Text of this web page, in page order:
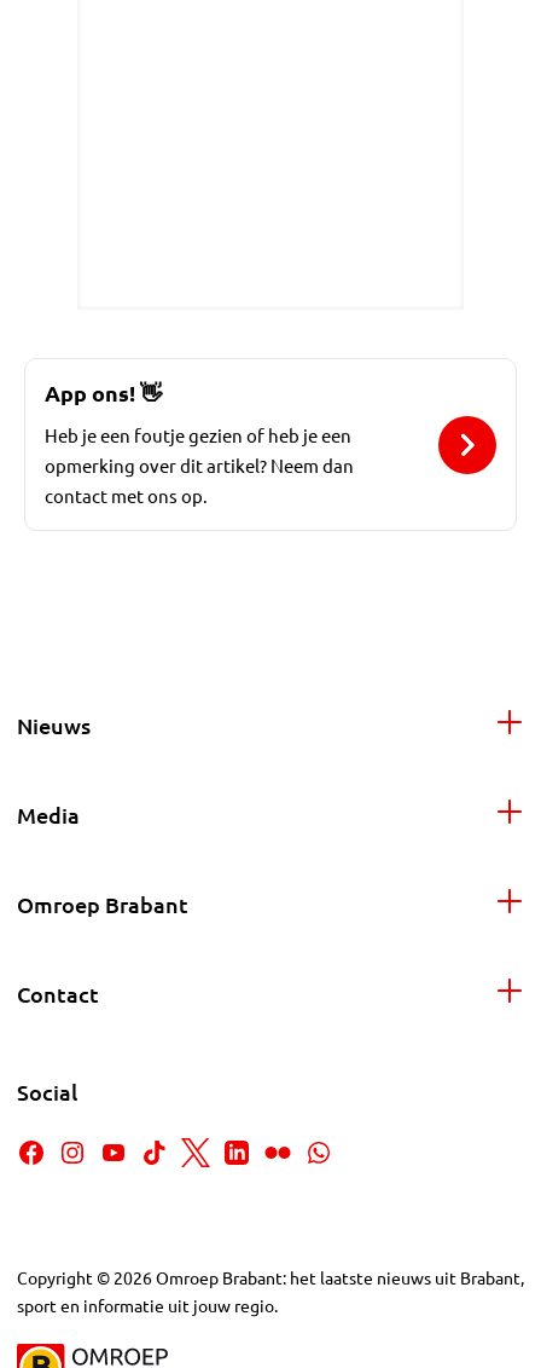
App ons!👋
Heb je een foutje gezien of heb je een
opmerking over dit artikel? Neem dan
contact met ons op.
Nieuws
Media
Omroep Brabant
Contact
Social
Copyright © 2026Omroep Brabant: het laatste nieuws uit Brabant,
sport en informatie uit jouw regio.